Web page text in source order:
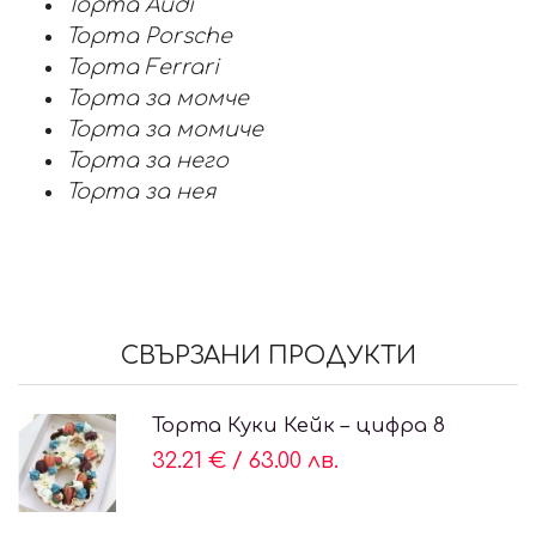
Торта Audi
Торта Porsche
Торта Ferrari
Торта за момче
Торта за момиче
Торта за него
Торта за нея
СВЪРЗАНИ ПРОДУКТИ
Торта Куки Кейк – цифра 8
32.21 € / 63.00 лв.